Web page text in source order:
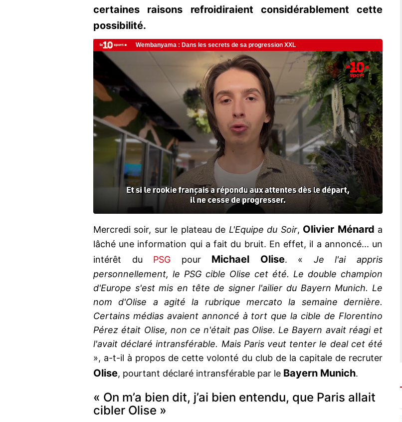
certaines raisons refroidiraient considérablement cette
possibilité.
Mercredi soir, sur le plateau de L'Equipe du Soir, Olivier Ménard a
lâché une information qui a fait du bruit. En effet, il a annoncé... un
intérêt du PSG pour Michael Olise. « Je l'ai appris
personnellement, le PSG cible Olise cet été. Le double champion
d'Europe s'est mis en tête de signer l'ailier du Bayern Munich. Le
nom d'Olise a agité la rubrique mercato la semaine dernière.
Certains médias avaient annoncé à tort que la cible de Florentino
Pérez était Olise, non ce n'était pas Olise. Le Bayern avait réagi et
l'avait déclaré intransférable. Mais Paris veut tenter le deal cet été
», a-t-il à propos de cette volonté du club de la capitale de recruter
Olise, pourtant déclaré intransférable par le Bayern Munich.
« On m’a bien dit, j’ai bien entendu, que Paris allait
cibler Olise »